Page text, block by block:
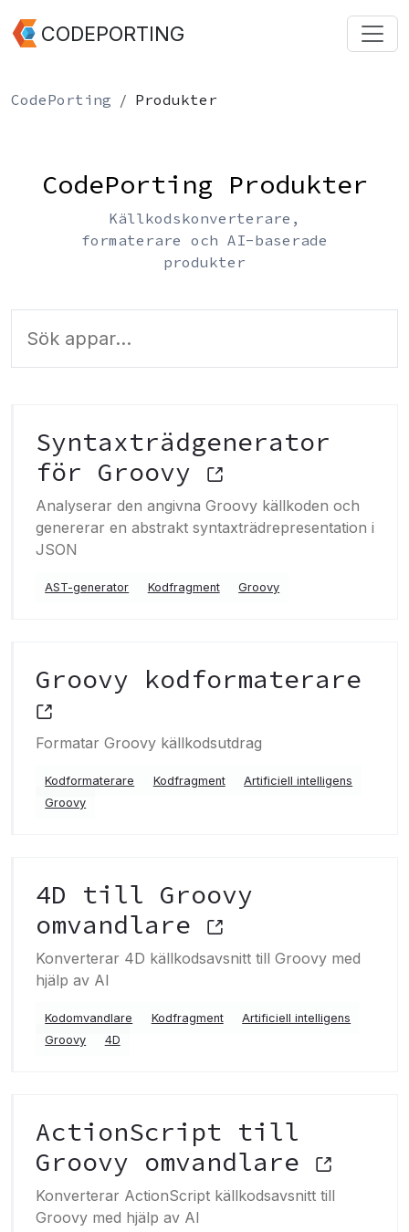
CODEPORTING
CodePorting Produkter
CodePorting Produkter
Källkodskonverterare,
formaterare och AI-baserade
produkter
Syntaxträdgenerator
för Groovy
Analyserar den angivna Groovy källkoden och
genererar en abstrakt syntaxträdrepresentation i
JSON
AST-generator Kodfragment Groovy
Groovy kodformaterare
Formatar Groovy källkodsutdrag
Kodformaterare Kodfragment
Artificiell intelligens
Groovy
4D till Groovy
omvandlare
Konverterar 4D källkodsavsnitt till Groovy med
hjälp av AI
Kodomvandlare Kodfragment
Artificiell intelligens
Groovy
4D
ActionScript till
Groovy omvandlare
Konverterar ActionScript källkodsavsnitt till
Groovy med hjälp av AI